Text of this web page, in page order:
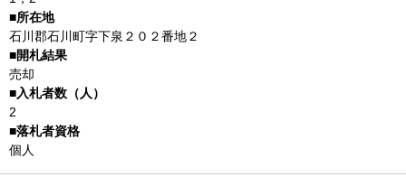
石川郡石川町字下泉２０２番地２
売却
2
個人